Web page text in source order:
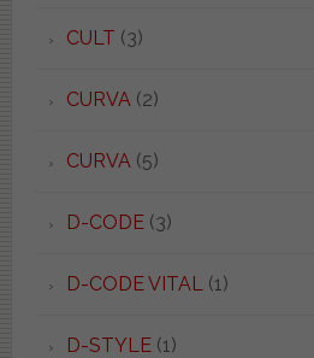
CULT (3)
CURVA (2)
CURVA (5)
D-CODE(3)
D-CODE VITAL (1)
D-STYLE(1)